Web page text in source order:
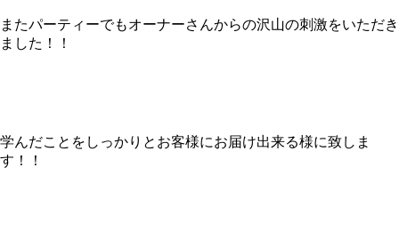
またパーティーでもオーナーさんからの沢山の刺激をいただき
ました！！
学んだことをしっかりとお客様にお届け出来る様に致しま
す！！